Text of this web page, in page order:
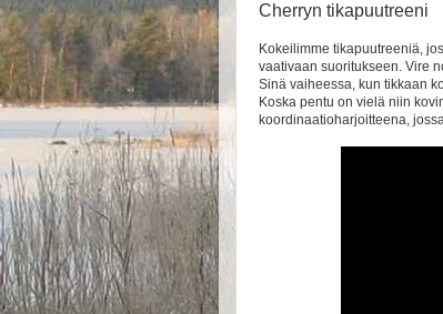
Cherryn tikapuutreeni
Kokeilimme tikapuutreeniä,
vaativaan suoritukseen. Vire
Sinä vaiheessa, kun tikkaan
Koska pentu on vielä niin
koordinaatioharjoitteena,